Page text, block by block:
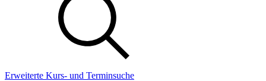
Erweiterte Kurs- und Terminsuche